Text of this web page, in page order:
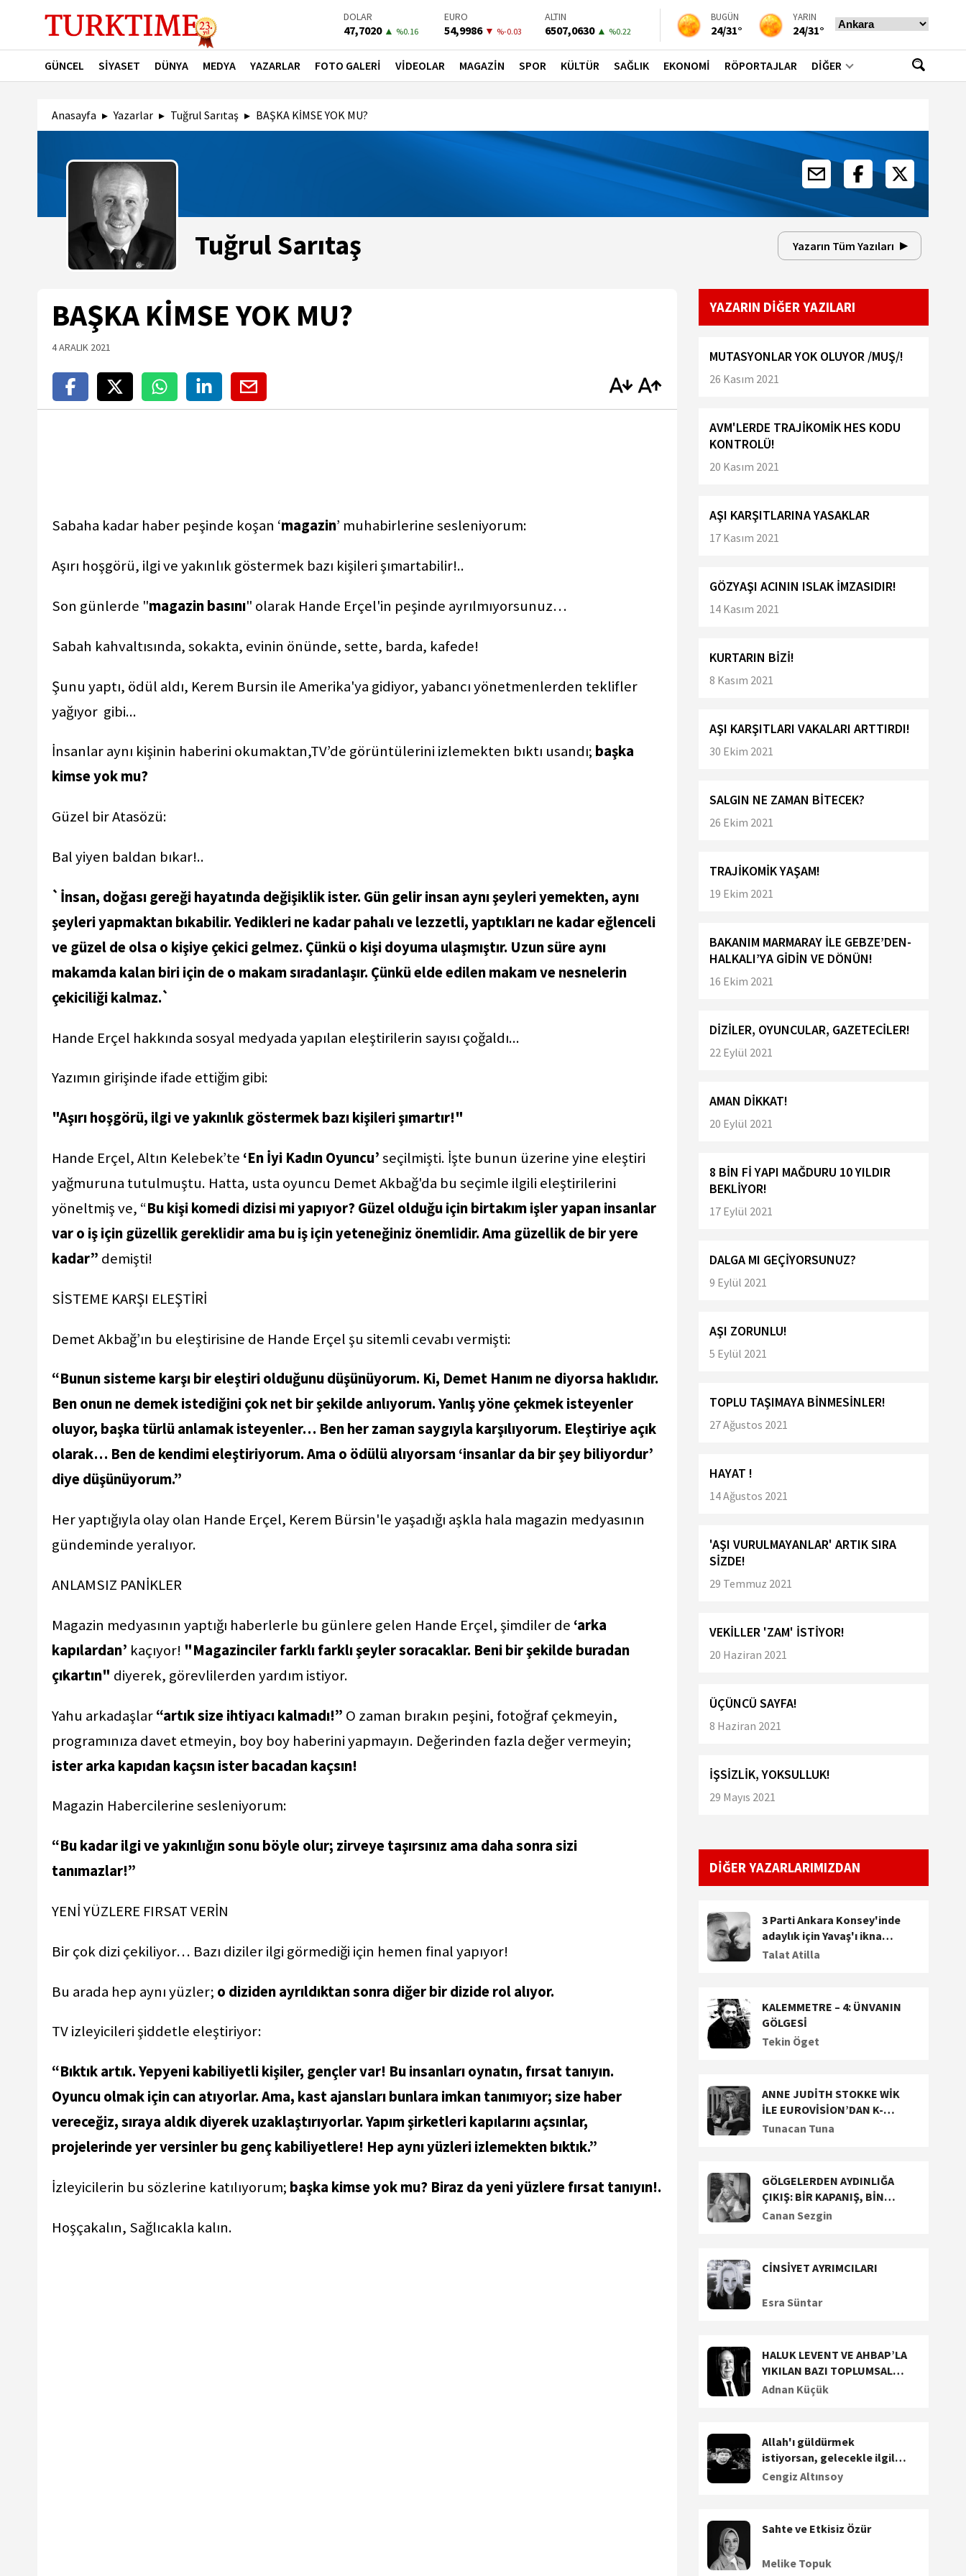
BIST-100
13798,82▲ %0.7
PETROL
82,6800 ▼ %-0.12
BONO
41,5300▼ %-0.02
BUGÜN
24/31°
YARIN
24/31°
GÜNCEL SİYASET DÜNYA MEDYA YAZARLAR FOTO GALERİ VİDEOLAR MAGAZİN SPOR KÜLTÜR SAĞLIK EKONOMİ RÖPORTAJLAR DİĞER
Anasayfa Yazarlar Tuğrul Sarıtaş BAŞKA KİMSE YOK MU?
Tuğrul Sarıtaş Yazarın Tüm Yazıları
BAŞKA KİMSE YOK MU?
4 ARALIK 2021
Sabaha kadar haber peşinde koşan ‘magazin’ muhabirlerine sesleniyorum:
Aşırı hoşgörü, ilgi ve yakınlık göstermek bazı kişileri şımartabilir!..
Son günlerde "magazin basını" olarak Hande Erçel'in peşinde ayrılmıyorsunuz…
Sabah kahvaltısında, sokakta, evinin önünde, sette, barda, kafede!
Şunu yaptı, ödül aldı, Kerem Bursin ile Amerika'ya gidiyor, yabancı yönetmenlerden teklifler
yağıyor gibi...
İnsanlar aynı kişinin haberini okumaktan,TV’de görüntülerini izlemekten bıktı usandı; başka
kimse yok mu?
Güzel bir Atasözü:
Bal yiyen baldan bıkar!..
`İnsan, doğası gereği hayatında değişiklik ister. Gün gelir insan aynı şeyleri yemekten, aynı
şeyleri yapmaktan bıkabilir. Yedikleri ne kadar pahalı ve lezzetli, yaptıkları ne kadar eğlenceli
ve güzel de olsa o kişiye çekici gelmez. Çünkü o kişi doyuma ulaşmıştır. Uzun süre aynı
makamda kalan biri için de o makam sıradanlaşır. Çünkü elde edilen makam ve nesnelerin
çekiciliği kalmaz.`
Hande Erçel hakkında sosyal medyada yapılan eleştirilerin sayısı çoğaldı...
Yazımın girişinde ifade ettiğim gibi:
"Aşırı hoşgörü, ilgi ve yakınlık göstermek bazı kişileri şımartır!"
Hande Erçel, Altın Kelebek’te ‘En İyi Kadın Oyuncu’seçilmişti. İşte bunun üzerine yine eleştiri
yağmuruna tutulmuştu. Hatta, usta oyuncu Demet Akbağ'da bu seçimle ilgili eleştirilerini
yöneltmiş ve, “Bu kişi komedi dizisi mi yapıyor? Güzel olduğu için birtakım işler yapan insanlar
var o iş için güzellik gereklidir ama bu iş için yeteneğiniz önemlidir. Ama güzellik de bir yere
kadar” demişti!
SİSTEME KARŞI ELEŞTİRİ
Demet Akbağ’ın bu eleştirisine de Hande Erçel şu sitemli cevabı vermişti:
“Bunun sisteme karşı bir eleştiri olduğunu düşünüyorum. Ki, Demet Hanım ne diyorsa haklıdır.
Ben onun ne demek istediğini çok net bir şekilde anlıyorum. Yanlış yöne çekmek isteyenler
oluyor, başka türlü anlamak isteyenler… Ben her zaman saygıyla karşılıyorum. Eleştiriye açık
olarak… Ben de kendimi eleştiriyorum. Ama o ödülü alıyorsam ‘insanlar da bir şey biliyordur’
diye düşünüyorum.”
Her yaptığıyla olay olan Hande Erçel, Kerem Bürsin'le yaşadığı aşkla hala magazin medyasının
gündeminde yeralıyor.
ANLAMSIZ PANİKLER
Magazin medyasının yaptığı haberlerle bu günlere gelen Hande Erçel, şimdiler de ‘arka
kapılardan’ kaçıyor! "Magazinciler farklı farklı şeyler soracaklar. Beni bir şekilde buradan
çıkartın" diyerek, görevlilerden yardım istiyor.
Yahu arkadaşlar“artık size ihtiyacı kalmadı!” O zaman bırakın peşini, fotoğraf çekmeyin,
programınıza davet etmeyin, boy boy haberini yapmayın. Değerinden fazla değer vermeyin;
ister arka kapıdan kaçsın ister bacadan kaçsın!
Magazin Habercilerine sesleniyorum:
“Bu kadar ilgi ve yakınlığın sonu böyle olur; zirveye taşırsınız ama daha sonra sizi
tanımazlar!”
YENİ YÜZLERE FIRSAT VERİN
Bir çok dizi çekiliyor… Bazı diziler ilgi görmediği için hemen final yapıyor!
Bu arada hep aynı yüzler; o diziden ayrıldıktan sonra diğer bir dizide rol alıyor.
TV izleyicileri şiddetle eleştiriyor:
“Bıktık artık. Yepyeni kabiliyetli kişiler, gençler var! Bu insanları oynatın, fırsat tanıyın.
Oyuncu olmak için can atıyorlar. Ama, kast ajansları bunlara imkan tanımıyor; size haber
vereceğiz, sıraya aldık diyerek uzaklaştırıyorlar. Yapım şirketleri kapılarını açsınlar,
projelerinde yer versinler bu genç kabiliyetlere! Hep aynı yüzleri izlemekten bıktık.”
İzleyicilerin bu sözlerine katılıyorum; başka kimse yok mu? Biraz da yeni yüzlere fırsat tanıyın!.
Hoşçakalın, Sağlıcakla kalın.
YAZARIN DİĞER YAZILARI
MUTASYONLAR YOK OLUYOR /MUŞ/!
26 Kasım 2021
AVM'LERDE TRAJİKOMİK HES KODU
KONTROLÜ!
20 Kasım 2021
AŞI KARŞITLARINA YASAKLAR
17 Kasım 2021
GÖZYAŞI ACININ ISLAK İMZASIDIR!
14 Kasım 2021
KURTARIN BİZİ!
8 Kasım 2021
AŞI KARŞITLARI VAKALARI ARTTIRDI!
30 Ekim 2021
SALGIN NE ZAMAN BİTECEK?
26 Ekim 2021
TRAJİKOMİK YAŞAM!
19 Ekim 2021
BAKANIM MARMARAY İLE GEBZE’DEN-
HALKALI’YA GİDİN VE DÖNÜN!
16 Ekim 2021
DİZİLER, OYUNCULAR, GAZETECİLER!
22 Eylül 2021
AMAN DİKKAT!
20 Eylül 2021
8 BİN Fİ YAPI MAĞDURU 10 YILDIR
BEKLİYOR!
17 Eylül 2021
DALGA MI GEÇİYORSUNUZ?
9 Eylül 2021
AŞI ZORUNLU!
5 Eylül 2021
TOPLU TAŞIMAYA BİNMESİNLER!
27 Ağustos 2021
HAYAT !
14 Ağustos 2021
'AŞI VURULMAYANLAR' ARTIK SIRA
SİZDE!
29 Temmuz 2021
VEKİLLER 'ZAM' İSTİYOR!
20 Haziran 2021
ÜÇÜNCÜ SAYFA!
8 Haziran 2021
İŞSİZLİK, YOKSULLUK!
29 Mayıs 2021
DİĞER YAZARLARIMIZDAN
3 Parti Ankara Konsey'inde
adaylık için Yavaş'ı ikna
etmeye çalışıyor. Dalan'a
Talat Atilla
KALEMMETRE – 4: ÜNVANIN
GÖLGESİ
Tekin Öget
ANNE JUDİTH STOKKE WİK
İLE EUROVİSİON’DAN K-
POP’A UZANAN YARATICI
Tunacan Tuna
GÖLGELERDEN AYDINLIĞA
ÇIKIŞ: BİR KAPANIŞ, BİN
BAŞLANGIÇ!
Canan Sezgin
CİNSİYET AYRIMCILARI
Esra Süntar
HALUK LEVENT VE AHBAP’LA
YIKILAN BAZI TOPLUMSAL
DEĞERLERİMİZ (1)
Adnan Küçük
Allah'ı güldürmek
istiyorsan, gelecekle ilgili
plan yap
Cengiz Altınsoy
Sahte ve Etkisiz Özür
Melike Topuk